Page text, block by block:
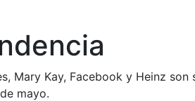
Mary Kay, Facebook y Heinz
mayo.